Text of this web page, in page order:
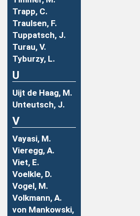
Trapp, C.
Traulsen, F.
Tuppatsch, J.
Turau, V.
Tyburzy, L.
U
Uijt de Haag, M.
Unteutsch, J.
V
Vayasi, M.
Vieregg, A.
Viet, E.
Voelkle, D.
Vogel, M.
Volkmann, A.
von Mankowski,